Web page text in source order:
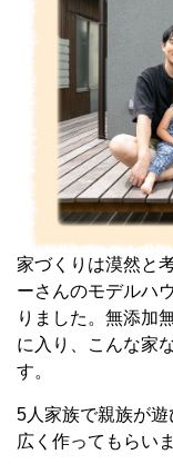
家づくりは漠然と
ーさんのモデルハ
りました。無添加
に入り、こんな家
す。
5人家族で親族が
広く作ってもらい